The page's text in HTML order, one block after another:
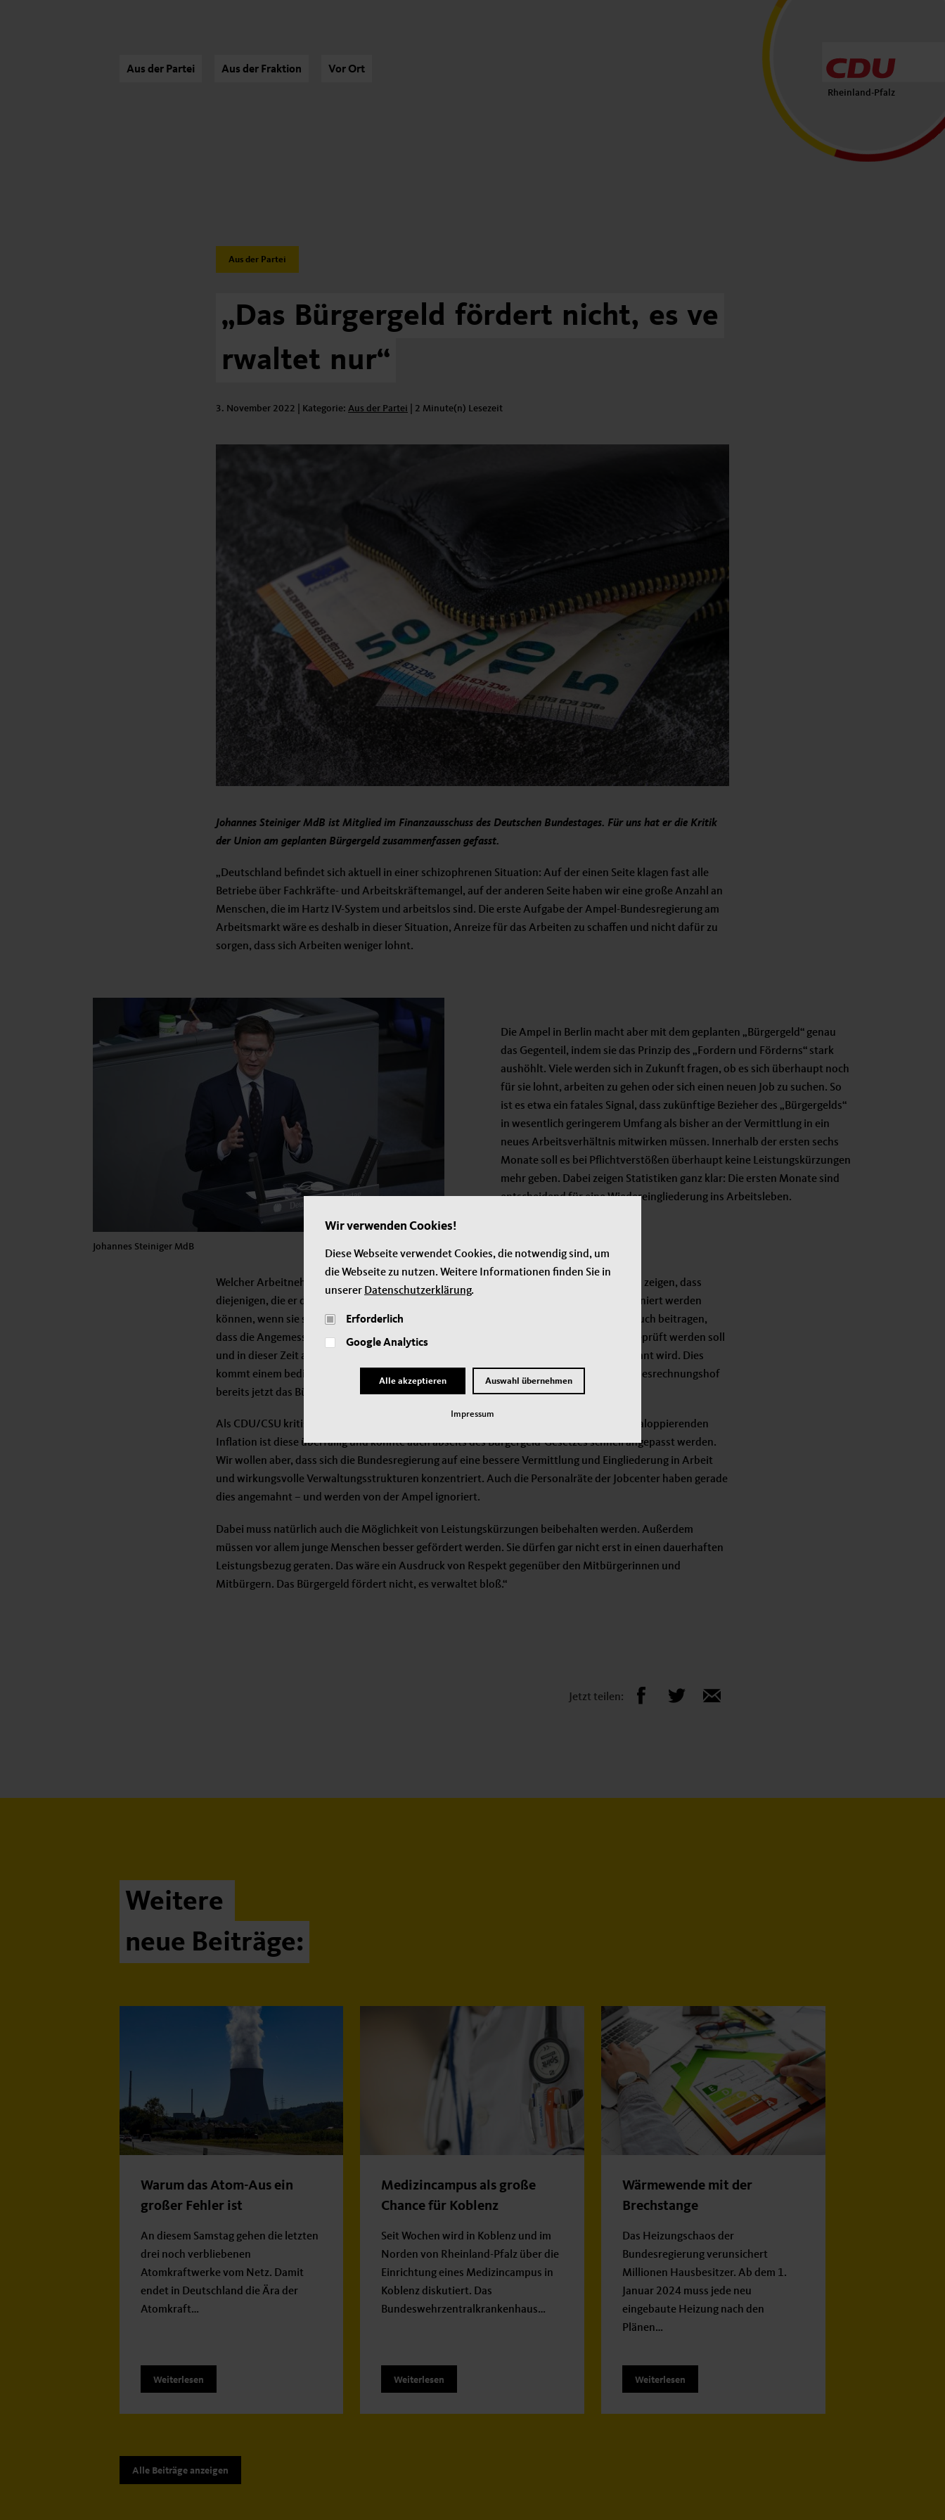
Aus der Partei Aus der Fraktion Vor Ort
Rheinland-Pfalz
Category:
Aus der Partei
„Das Bürgergeld fördert nicht, es ve
rwaltet nur“
3. November 2022 | Kategorie: Kategorie:
Aus der Partei 2 Minute(n) Lesezeit
Johannes Steiniger MdB ist Mitglied im Finanzausschuss des Deutschen Bundestages. Für uns hat er die Kritik
der Union am geplanten Bürgergeld zusammenfassen gefasst.
„Deutschland befindet sich aktuell in einer schizophrenen Situation: Auf der einen Seite klagen fast alle
Betriebe über Fachkräfte- und Arbeitskräftemangel, auf der anderen Seite haben wir eine große Anzahl an
Menschen, die im Hartz IV-System und arbeitslos sind. Die erste Aufgabe der Ampel-Bundesregierung am
Arbeitsmarkt wäre es deshalb in dieser Situation, Anreize für das Arbeiten zu schaffen und nicht dafür zu
sorgen, dass sich Arbeiten weniger lohnt.
Die Ampel in Berlin macht aber mit dem geplanten „Bürgergeld“ genau
das Gegenteil, indem sie das Prinzip des „Fordern und Förderns“ stark
aushöhlt. Viele werden sich in Zukunft fragen, ob es sich überhaupt noch
für sie lohnt, arbeiten zu gehen oder sich einen neuen Job zu suchen. So
ist es etwa ein fatales Signal, dass zukünftige Bezieher des „Bürgergelds“
in wesentlich geringerem Umfang als bisher an der Vermittlung in ein
neues Arbeitsverhältnis mitwirken müssen. Innerhalb der ersten sechs
Monate soll es bei Pflichtverstößen überhaupt keine Leistungskürzungen
mehr geben. Dabei zeigen Statistiken ganz klar: Die ersten Monate sind
entscheidend für eine Wiedereingliederung ins Arbeitsleben.
Johannes Steiniger MdB
Welcher Arbeitnehmer, der morgens aufsteht und zur Arbeit fährt, soll dafür Verständnis zeigen, dass
diejenigen, die er durch seine Steuern und Abgaben finanziert, nicht einmal mehr sanktioniert werden
können, wenn sie sich nicht daran beteiligen, wieder eine Arbeit zu finden? Hierzu wird auch beitragen,
dass die Angemessenheit der Wohnung und der Heizkosten zwei Jahre lang nicht mehr geprüft werden soll
und in dieser Zeit auch ein Schonvermögen für eine Einzelperson bis 60.000 Euro anerkannt wird. Dies
kommt einem bedingungslosen Grundeinkommen gleich. Nicht ohne Grund hat der Bundesrechnungshof
bereits jetzt das Bürgergeld scharf kritisiert.
Als CDU/CSU kritisieren wird dabei nicht die Anhebung der Regelsätze. Angesichts der galoppierenden
Inflation ist diese überfällig und könnte auch abseits des Bürgergeld-Gesetzes schnell angepasst werden.
Wir wollen aber, dass sich die Bundesregierung auf eine bessere Vermittlung und Eingliederung in Arbeit
und wirkungsvolle Verwaltungsstrukturen konzentriert. Auch die Personalräte der Jobcenter haben gerade
dies angemahnt – und werden von der Ampel ignoriert.
Dabei muss natürlich auch die Möglichkeit von Leistungskürzungen beibehalten werden. Außerdem
müssen vor allem junge Menschen besser gefördert werden. Sie dürfen gar nicht erst in einen dauerhaften
Leistungsbezug geraten. Das wäre ein Ausdruck von Respekt gegenüber den Mitbürgerinnen und
Mitbürgern. Das Bürgergeld fördert nicht, es verwaltet bloß.“
Jetzt teilen:
Weitere
neue Beiträge:
Warum das Atom-Aus ein
großer Fehler ist
An diesem Samstag gehen die letzten
drei noch verbliebenen
Atomkraftwerke vom Netz. Damit
endet in Deutschland die Ära der
Atomkraft…
Weiterlesen
Medizincampus als große
Chance für Koblenz
Seit Wochen wird in Koblenz und im
Norden von Rheinland-Pfalz über die
Einrichtung eines Medizincampus in
Koblenz diskutiert. Das
Bundeswehrzentralkrankenhaus…
Weiterlesen
Wärmewende mit der
Brechstange
Das Heizungschaos der
Bundesregierung verunsichert
Millionen Hausbesitzer. Ab dem 1.
Januar 2024 muss jede neu
eingebaute Heizung nach den
Plänen…
Weiterlesen
Alle Beiträge anzeigen
Wir verwenden Cookies!
Diese Webseite verwendet Cookies, die notwendig sind, um
die Webseite zu nutzen. Weitere Informationen finden Sie in
unserer Datenschutzerklärung.
Erforderlich
Google Analytics
Alle akzeptieren Auswahl übernehmen
Impressum